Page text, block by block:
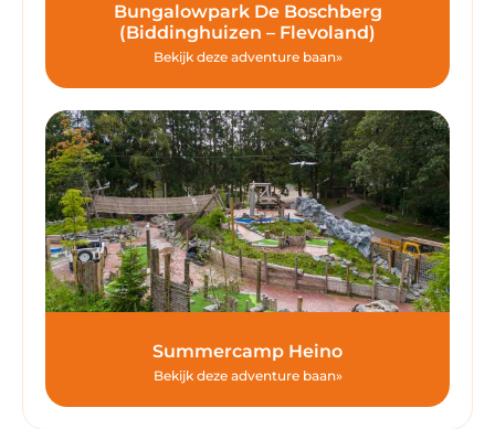
Bungalowpark De Boschberg
(Biddinghuizen – Flevoland)
Bekijk deze adventure baan»
Summercamp Heino
Bekijk deze adventure baan»